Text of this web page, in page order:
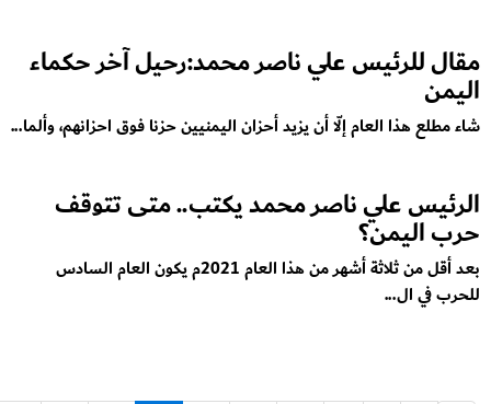
مقال للرئيس علي ناصر محمد:رحيل آخر حكماء
اليمن
شاء مطلع هذا العام إلّا أن يزيد أحزان اليمنيين حزنا فوق احزانهم، وألما...
الرئيس علي ناصر محمد يكتب.. متى تتوقف
حرب اليمن؟
بعد أقل من ثلاثة أشهر من هذا العام 2021م يكون العام السادس
للحرب في ال...